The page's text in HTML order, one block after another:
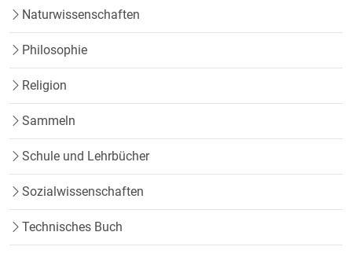
Naturwissenschaften
Philosophie
Religion
Sammeln
Schule und Lehrbücher
Sozialwissenschaften
Technisches Buch